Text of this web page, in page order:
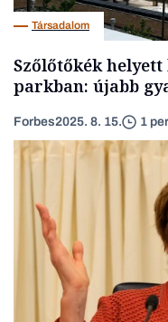
Társadalom
Szőlőtőkék
parkban: újabb
Forbes2025. 8. 15. 1